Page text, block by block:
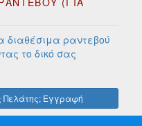
διαθέσιμα ραντεβού
το δικό σας
Πελάτης; Εγγραφή